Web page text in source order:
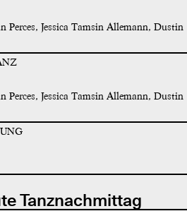
Perces, Jessica Tamsin Allemann, Dustin
Perces, Jessica Tamsin Allemann, Dustin
Tanznachmittag